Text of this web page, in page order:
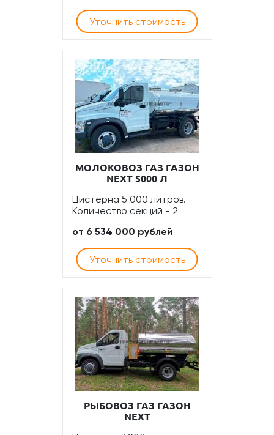
Уточнить стоимость
МОЛОКОВОЗ ГАЗ ГАЗОН
NEXT 5000 Л
Цистерна 5 000 литров.
Количество секций - 2
от 6 534 000 рублей
Уточнить стоимость
РЫБОВОЗ ГАЗ ГАЗОН
NEXT